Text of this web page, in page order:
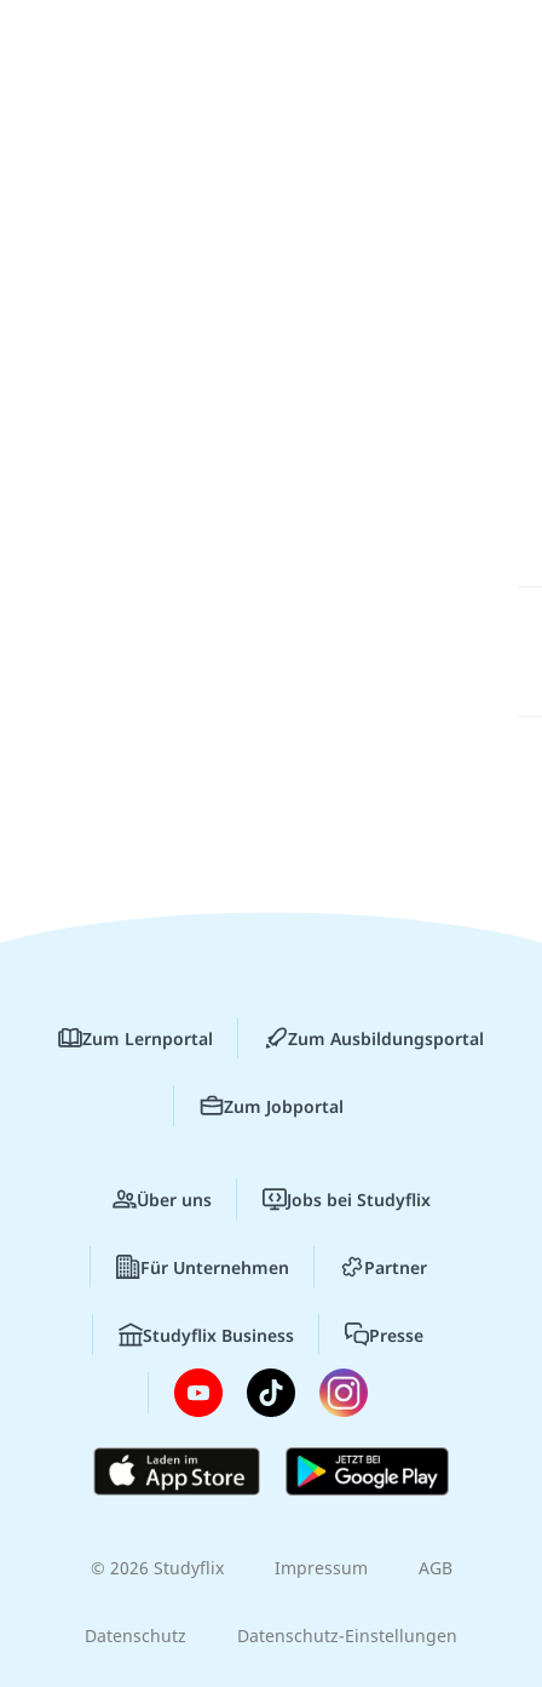
Zum Lernportal Zum Ausbildungsportal
Zum Jobportal
Über uns Jobs bei Studyflix
Für Unternehmen Partner
Studyflix Business Presse
© 2026 Studyflix Impressum AGB
Datenschutz Datenschutz-Einstellungen